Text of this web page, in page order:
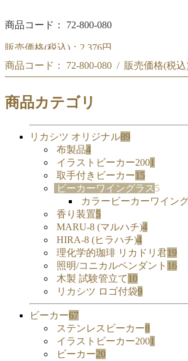
商品コード： 72-800-080
販売価格(税込)： 2,376円
リカシツ トールビーカー取手付 500ML
商品コード： 72-800-080 / 販売価格(税込)
商品カテゴリ
リカシツ オリジナル89
布製品4
イラストビーカー2001
取手付きビーカー15
ビーカーワイングラス 5
カラービーカーワイン
香り装置5
MARU-8 (マルハチ)4
HIRA-8 (ヒラハチ)4
理化学的珈琲 リカドリ君19
照明/コニカルペンダント 16
木製 試験管立て 10
リカシツ ロゴ付袋9
ビーカー67
ステンレスビーカー8
イラストビーカー2001
ビーカー20